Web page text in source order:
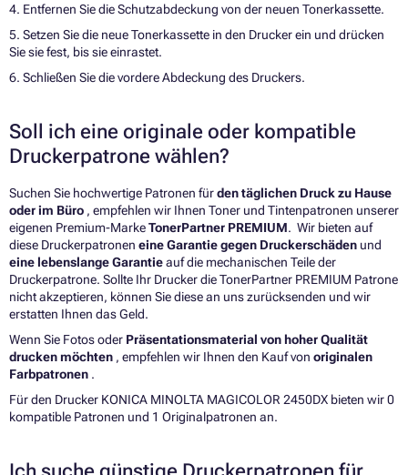
4. Entfernen Sie die Schutzabdeckung von der neuen Tonerkassette.
5. Setzen Sie die neue Tonerkassette in den Drucker ein und drücken
Sie sie fest, bis sie einrastet.
6. Schließen Sie die vordere Abdeckung des Druckers.
Soll ich eine originale oder kompatible
Druckerpatrone wählen?
Suchen Sie hochwertige Patronen fürden täglichen Druck zu Hause
oder im Büro , empfehlen wir Ihnen Toner und Tintenpatronen unserer
eigenen Premium-MarkeTonerPartner PREMIUM. Wir bieten auf
diese Druckerpatronen eine Garantie gegen Druckerschäden und
eine lebenslange Garantieauf die mechanischen Teile der
Druckerpatrone. Sollte Ihr Drucker die TonerPartner PREMIUM Patrone
nicht akzeptieren, können Sie diese an uns zurücksenden und wir
erstatten Ihnen das Geld.
Wenn Sie Fotos oder Präsentationsmaterial von hoher Qualität
drucken möchten , empfehlen wir Ihnen den Kauf von originalen
Farbpatronen .
Für den Drucker KONICA MINOLTA MAGICOLOR 2450DX bieten wir 0
kompatible Patronen und 1 Originalpatronen an.